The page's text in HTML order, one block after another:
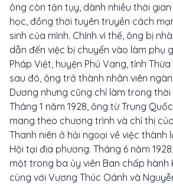
ông còn tận tụy, dành nhiều thời
học, đồng thời tuyên truyền cách
sinh của mình. Chính vì thế, ông bị
dẫn đến việc bị chuyển vào làm phụ
Pháp Việt, huyện Phú Vang, tỉnh
sau đó, ông trở thành nhân viên
Dương nhưng cũng chỉ làm trong thời
Tháng 1 năm 1928, ông từ Trung
mang theo chương trình và chỉ thị
Thanh niên ở hải ngoại về việc thành
Hội tại địa phương. Tháng 6 năm
một trong ba ủy viên Ban chấp hành
cùng với Vương Thúc Oánh và